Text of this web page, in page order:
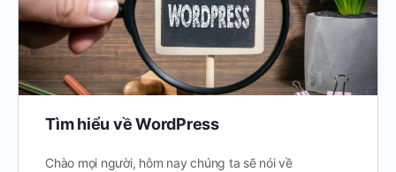
Tìm hiểu về WordPress
Chào mọi người, hôm nay chúng ta sẽ nói về